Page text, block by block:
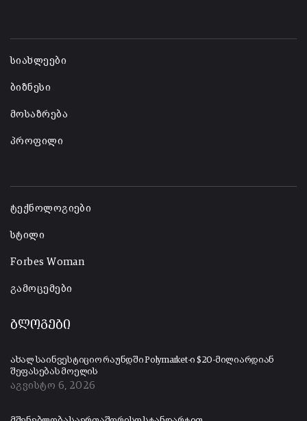
სიახლეები
ბიზნესი
მოსაზრება
პროფილი
ტექნოლოგიები
სტილი
Forbes Woman
გამოცემები
ბლოგები
ახალ საინვესტიციო რაუნდში Polymarket-ი $20-მილიარდიან
შეფასებას მოელის
აგვისტო 6, 2026